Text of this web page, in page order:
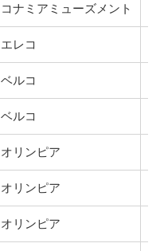
コナミアミューズメント
エレコ
ベルコ
ベルコ
オリンピア
オリンピア
オリンピア